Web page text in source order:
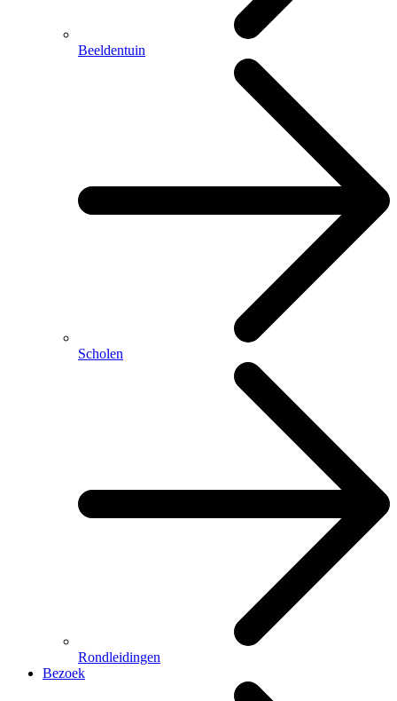
Beeldentuin
Scholen
Rondleidingen
Bezoek